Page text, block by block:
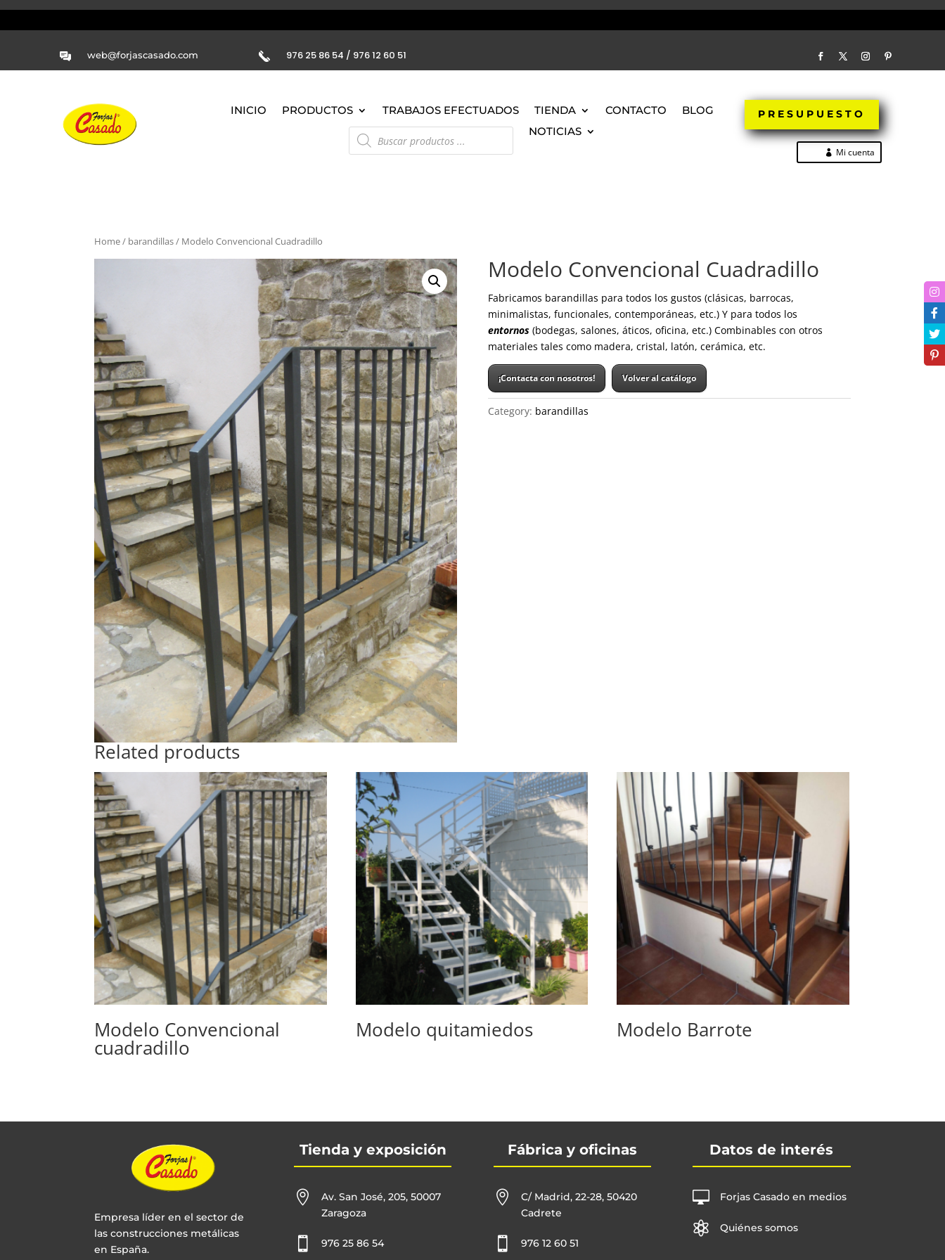
web@forjascasado.com 976 25 86 54 / 976 12 60 51
INICIO PRODUCTOS TRABAJOS EFECTUADOS TIENDA CONTACTO
BLOG
Búsqueda
de
productos
NOTICIAS
PRESUPUESTO
Mi cuenta
Home/ barandillas/ Modelo Convencional Cuadradillo
Modelo Convencional Cuadradillo
Fabricamos barandillas para todos los gustos (clásicas, barrocas,
minimalistas, funcionales, contemporáneas, etc.) Y para todos los
entornos (bodegas, salones, áticos, oficina, etc.) Combinables con otros
materiales tales como madera, cristal, latón, cerámica, etc.
¡Contacta con nosotros! Volver al catálogo
Category: barandillas
Related products
Modelo Convencional
cuadradillo
Modelo quitamiedos Modelo Barrote
Empresa líder en el sector de
las construcciones metálicas
en España.
Tienda y exposición

Av. San José, 205, 50007
Zaragoza
 976 25 86 54
Fábrica y oficinas

C/ Madrid, 22-28, 50420
Cadrete
 976 12 60 51
Datos de interés
 Forjas Casado en medios
 Quiénes somos